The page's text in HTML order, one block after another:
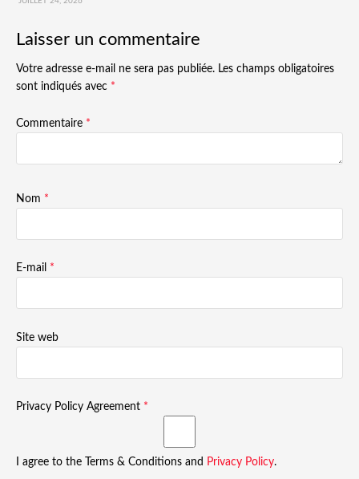
Laisser un commentaire
Votre adresse e-mail ne sera pas publiée. Les champs obligatoires
sont indiqués avec *
Commentaire *
Nom *
E-mail *
Site web
Privacy Policy Agreement *
I agree to the Terms & Conditions and Privacy Policy.